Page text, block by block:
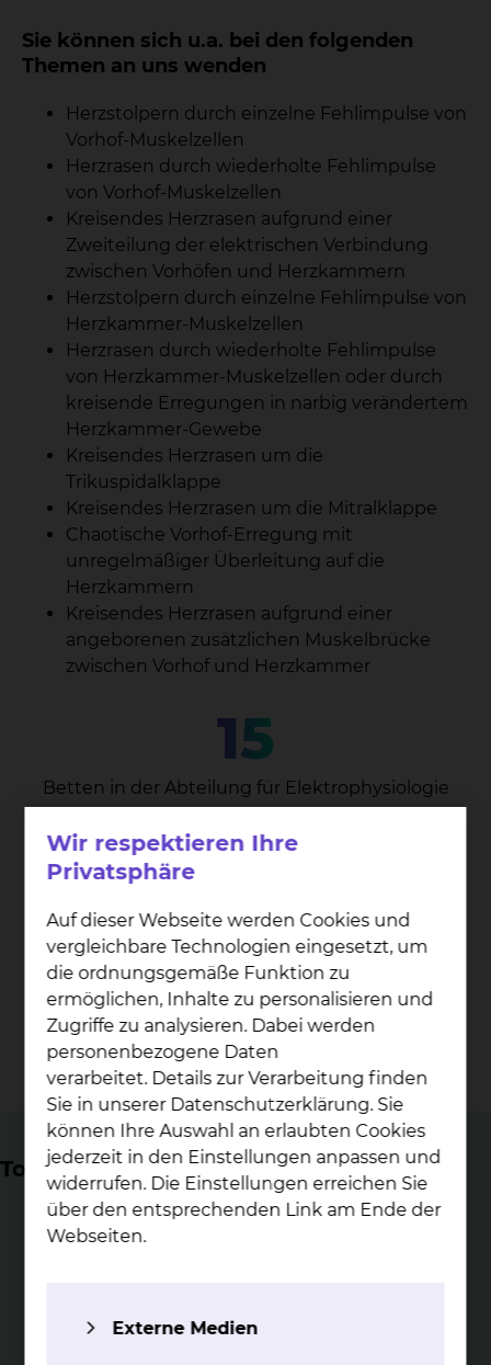
Sie können sich u.a. bei den folgenden
Themen an uns wenden
Herzstolpern durch einzelne Fehlimpulse von
Vorhof-Muskelzellen
Herzrasen durch wiederholte Fehlimpulse
von Vorhof-Muskelzellen
Kreisendes Herzrasen aufgrund einer
Zweiteilung der elektrischen Verbindung
zwischen Vorhöfen und Herzkammern
Herzstolpern durch einzelne Fehlimpulse von
Herzkammer-Muskelzellen
Herzrasen durch wiederholte Fehlimpulse
von Herzkammer-Muskelzellen oder durch
kreisende Erregungen in narbig verändertem
Herzkammer-Gewebe
Kreisendes Herzrasen um die
Trikuspidalklappe
Kreisendes Herzrasen um die Mitralklappe
Chaotische Vorhof-Erregung mit
unregelmäßiger Überleitung auf die
Herzkammern
Kreisendes Herzrasen aufgrund einer
angeborenen zusätzlichen Muskelbrücke
zwischen Vorhof und Herzkammer
15
Betten in der Abteilung für Elektrophysiologie
852
Ablationen im Jahr 2025
248
Devices in 2025
Top Themen
Ka­the­tera­b­la­ti­on von
Wir respektieren Ihre
Privatsphäre
Auf dieser Webseite werden Cookies und
vergleichbare Technologien eingesetzt, um
die ordnungsgemäße Funktion zu
ermöglichen, Inhalte zu personalisieren und
Zugriffe zu analysieren. Dabei werden
personenbezogene Daten
verarbeitet. Details zur Verarbeitung finden
Sie in unserer Datenschutzerklärung. Sie
können Ihre Auswahl an erlaubten Cookies
jederzeit in den Einstellungen anpassen und
widerrufen. Die Einstellungen erreichen Sie
über den entsprechenden Link am Ende der
Webseiten.
Externe Medien